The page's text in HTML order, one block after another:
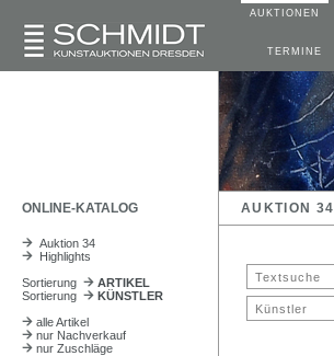
AUKTIONEN
TERMINE
ONLINE-KATALOG AUKTION 34
Auktion 34
Highlights
Sortierung
ARTIKEL
Sortierung
KÜNSTLER
alle Artikel
nur Nachverkauf
nur Zuschläge